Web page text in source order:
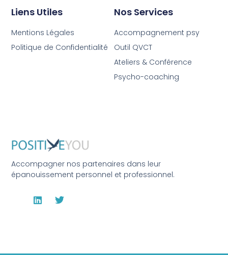
Accompagner nos partenaires dans leur
épanouissement personnel et professionnel.
Nos Services
Accompagnement psy
Outil QVCT
Ateliers & Conférence
Psycho-coaching
Liens Utiles
Mentions Légales
Politique de Confidentialité